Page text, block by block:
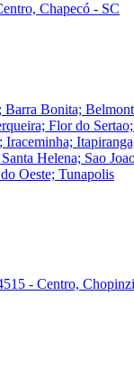
Chapecó - SC
Barra Bonita;
Flor do
Helena; Sao
Oeste; Tunapolis
- Centro,